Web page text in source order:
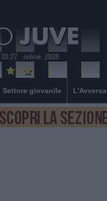
online: 2828
Settore giovanile